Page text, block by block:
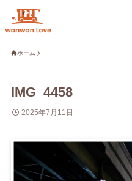
ホーム
IMG_4458
2025年7月11日